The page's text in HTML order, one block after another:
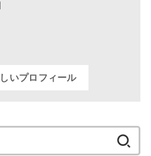
いプロフィール
索: